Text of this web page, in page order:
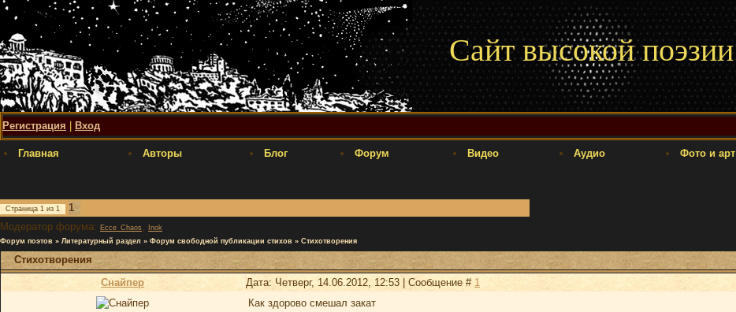
Сайт высокой поэзии
Регистрация Вход
Главная Авторы Блог Форум Видео Аудио Фото и арт
Страница 1 из 1
1
Модератор форума: Ecce_Chaos ,
Inok
Форум поэтов » Литературный раздел » Форум свободной публикации стихов » Стихотворения
Стихотворения
Снайпер
Дата: Четверг, 14.06.2012, 12:53 | Сообщение # 1
Как здорово смешал закат